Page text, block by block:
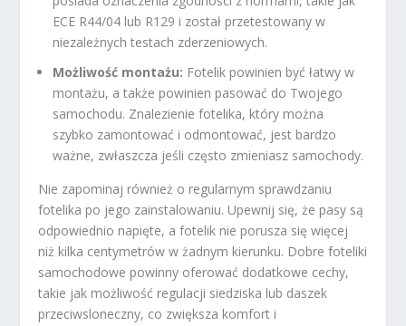
ECE R44/04 lub R129 i został przetestowany w
niezależnych testach zderzeniowych.
Możliwość montażu: Fotelik powinien być łatwy w
montażu, a także powinien pasować do Twojego
samochodu. Znalezienie fotelika, który można
szybko zamontować i odmontować, jest bardzo
ważne, zwłaszcza jeśli często zmieniasz samochody.
Nie zapominaj również o regularnym sprawdzaniu
fotelika po jego zainstalowaniu. Upewnij się, że pasy są
odpowiednio napięte, a fotelik nie porusza się więcej
niż kilka centymetrów w żadnym kierunku. Dobre foteliki
samochodowe powinny oferować dodatkowe cechy,
takie jak możliwość regulacji siedziska lub daszek
przeciwsloneczny, co zwiększa komfort i